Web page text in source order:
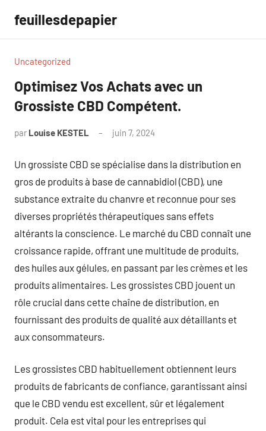
contenu
feuillesdepapier
Uncategorized
Optimisez Vos Achats avec un
Grossiste CBD Compétent.
par Louise KESTEL juin 7, 2024
Un grossiste CBD se spécialise dans la distribution en
gros de produits à base de cannabidiol (CBD), une
substance extraite du chanvre et reconnue pour ses
diverses propriétés thérapeutiques sans effets
altérants la conscience. Le marché du CBD connaît une
croissance rapide, offrant une multitude de produits,
des huiles aux gélules, en passant par les crèmes et les
produits alimentaires. Les grossistes CBD jouent un
rôle crucial dans cette chaîne de distribution, en
fournissant des produits de qualité aux détaillants et
aux consommateurs.
Les grossistes CBD habituellement obtiennent leurs
produits de fabricants de confiance, garantissant ainsi
que le CBD vendu est excellent, sûr et légalement
produit. Cela est vital pour les entreprises qui